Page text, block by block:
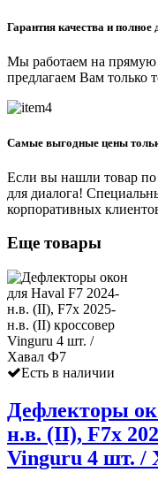
Гарантия качества и
Мы работаем на прямую
предлагаем Вам только
Самые выгодные цены
Если вы нашли товар
для диалога!
корпоративных
Еще товары
Есть в наличии
Дефлекторы
н.в. (II), F7x
Vinguru 4 шт. /